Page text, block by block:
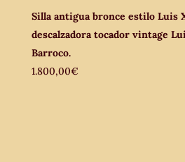
Silla antigua bronce estilo Luis
descalzadora tocador vintage
Barroco.
1.800,00€